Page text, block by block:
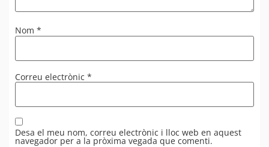
Nom *
Correu electrònic *
Desa el meu nom, correu electrònic i lloc web en aquest
navegador per a la pròxima vegada que comenti.